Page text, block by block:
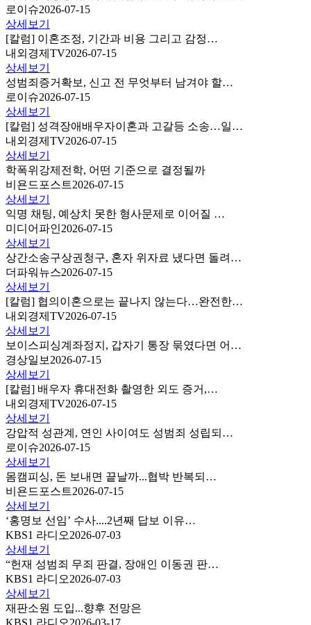
로이슈2026-07-15
상세보기
[칼럼] 이혼조정, 기간과 비용 그리고 감정…
내외경제TV2026-07-15
상세보기
성범죄증거확보, 신고 전 무엇부터 남겨야 할…
로이슈2026-07-15
상세보기
[칼럼] 성격장애배우자이혼과 고갈등 소송…일…
내외경제TV2026-07-15
상세보기
학폭위강제전학, 어떤 기준으로 결정될까
비욘드포스트2026-07-15
상세보기
익명 채팅, 예상치 못한 형사문제로 이어질 …
미디어파인2026-07-15
상세보기
상간소송구상권청구, 혼자 위자료 냈다면 돌려…
더파워뉴스2026-07-15
상세보기
[칼럼] 협의이혼으로는 끝나지 않는다…완전한…
내외경제TV2026-07-15
상세보기
보이스피싱계좌정지, 갑자기 통장 묶였다면 어…
경상일보 2026-07-15
상세보기
[칼럼] 배우자 휴대전화 촬영한 외도 증거,…
내외경제TV2026-07-15
상세보기
강압적 성관계, 연인 사이여도 성범죄 성립되…
로이슈2026-07-15
상세보기
몸캠피싱, 돈 보내면 끝날까...협박 반복되…
비욘드포스트2026-07-15
상세보기
‘홍명보 선임’ 수사....2년째 답보 이유…
KBS1 라디오2026-07-03
상세보기
“헌재 성범죄 무죄 판결, 장애인 이동권 판…
KBS1 라디오2026-07-03
상세보기
재판소원 도입...향후 전망은
KBS1 라디오2026-03-17